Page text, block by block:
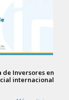
de Inversores en
internacional